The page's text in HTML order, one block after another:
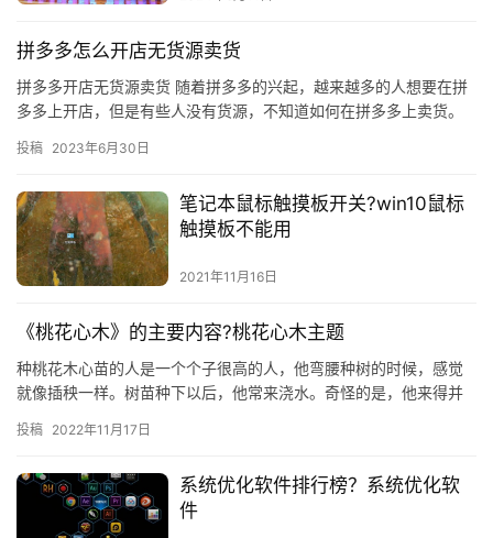
拼多多怎么开店无货源卖货
拼多多开店无货源卖货 随着拼多多的兴起，越来越多的人想要在拼
多多上开店，但是有些人没有货源，不知道如何在拼多多上卖货。
可以…
投稿 2023年6月30日
笔记本鼠标触摸板开关?win10鼠标
触摸板不能用
2021年11月16日
《桃花心木》的主要内容?桃花心木主题
种桃花木心苗的人是一个个子很高的人，他弯腰种树的时候，感觉
就像插秧一样。树苗种下以后，他常来浇水。奇怪的是，他来得并
的量也…
投稿 2022年11月17日
系统优化软件排行榜？系统优化软
件